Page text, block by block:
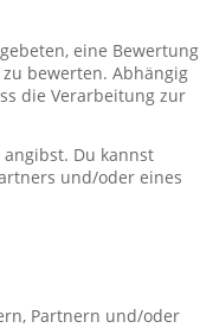
eine Bewertung
bewerten. Abhängig
die Verarbeitung zur
Du kannst
und/oder eines
Partnern und/oder